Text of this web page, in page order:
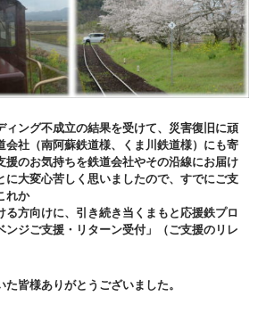
ィング不成立の結果を受けて、災害復旧に頑
会社（南阿蘇鉄道様、くま川鉄道様）にも寄
援のお気持ちを鉄道会社やその沿線にお届け
に大変心苦しく思いましたので、すでにご支
れか
る方向けに、引き続き当くまもと応援鉄プロ
ンジご支援・リターン受付」（ご支援のリレ
皆様ありがとうございました。